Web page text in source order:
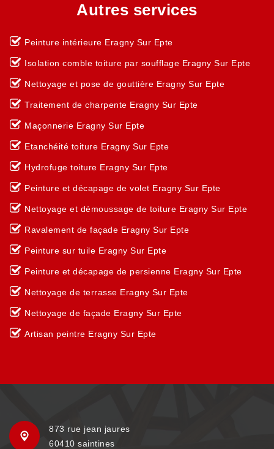
Autres services
Peinture intérieure Eragny Sur Epte
Isolation comble toiture par soufflage Eragny Sur Epte
Nettoyage et pose de gouttière Eragny Sur Epte
Traitement de charpente Eragny Sur Epte
Maçonnerie Eragny Sur Epte
Etanchéité toiture Eragny Sur Epte
Hydrofuge toiture Eragny Sur Epte
Peinture et décapage de volet Eragny Sur Epte
Nettoyage et démoussage de toiture Eragny Sur Epte
Ravalement de façade Eragny Sur Epte
Peinture sur tuile Eragny Sur Epte
Peinture et décapage de persienne Eragny Sur Epte
Nettoyage de terrasse Eragny Sur Epte
Nettoyage de façade Eragny Sur Epte
Artisan peintre Eragny Sur Epte
873 rue jean jaures
60410 saintines